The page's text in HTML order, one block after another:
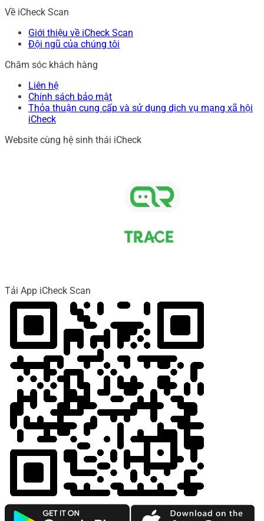
Về iCheck Scan
Giới thiệu về iCheck Scan
Đội ngũ của chúng tôi
Chăm sóc khách hàng
Liên hệ
Chính sách bảo mật
Thỏa thuận cung cấp và sử dụng dịch vụ mạng xã hội
iCheck
Website cùng hệ sinh thái iCheck
Tải App iCheck Scan